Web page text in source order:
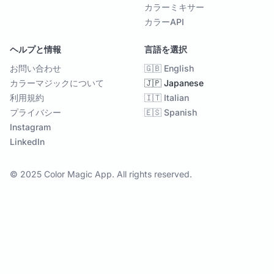
カラーミキサー
カラーAPI
ヘルプと情報
お問い合わせ
カラーマジックについて
利用規約
プライバシー
Instagram
LinkedIn
言語を選択
🇬🇧 English
🇯🇵 Japanese
🇮🇹 Italian
🇪🇸 Spanish
© 2025 Color Magic App. All rights reserved.